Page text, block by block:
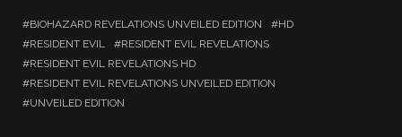
BIOHAZARD REVELATIONS UNVEILED EDITION
HD
RESIDENT EVIL
RESIDENT EVIL REVELATIONS
RESIDENT EVIL REVELATIONS HD
RESIDENT EVIL REVELATIONS UNVEILED EDITION
UNVEILED EDITION